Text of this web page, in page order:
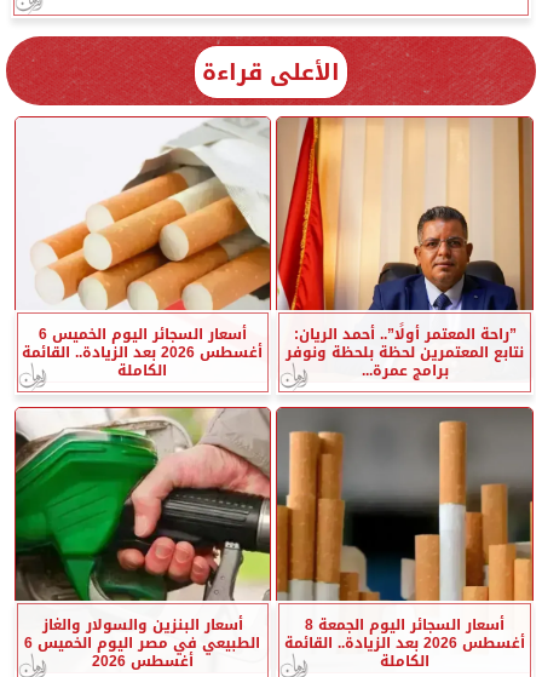
الأعلى قراءة
”راحة المعتمر أولًا”.. أحمد الريان:
نتابع المعتمرين لحظة بلحظة ونوفر
برامج عمرة...
أسعار السجائر اليوم الخميس 6
أغسطس 2026 بعد الزيادة.. القائمة
الكاملة
أسعار السجائر اليوم الجمعة 8
أغسطس 2026 بعد الزيادة.. القائمة
الكاملة
أسعار البنزين والسولار والغاز
الطبيعي في مصر اليوم الخميس 6
أغسطس 2026